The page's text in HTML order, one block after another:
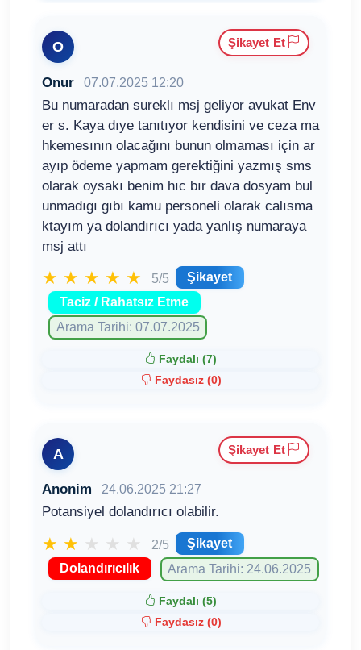
O
Onur 07.07.2025 12:20
Bu numaradan sureklı msj geliyor avukat Env
er s. Kaya dıye tanıtıyor kendisini ve ceza ma
hkemesının olacağını bunun olmaması için ar
ayıp ödeme yapmam gerektiğini yazmış sms
olarak oysakı benim hıc bır dava dosyam bul
unmadıgı gıbı kamu personeli olarak calısma
ktayım ya dolandırıcı yada yanlış numaraya
msj attı
★ ★ ★ ★ ★ 5/5
Şikayet
Taciz / Rahatsız Etme
Arama Tarihi: 07.07.2025
Faydalı (7)
Faydasız (0)
Şikayet Et
A
Anonim 24.06.2025 21:27
Potansiyel dolandırıcı olabilir.
★ ★ ★ ★ ★ 2/5
Şikayet
Dolandırıcılık
Arama Tarihi: 24.06.2025
Faydalı (5)
Faydasız (0)
Şikayet Et